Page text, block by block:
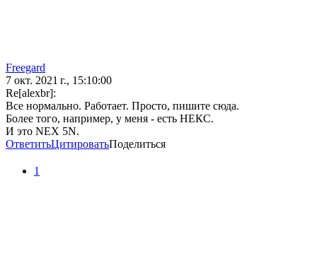
Freegard
7 окт. 2021 г., 15:10:00
Re[alexbr]:
Все нормально. Работает. Просто, пишите сюда.
Более того, например, у меня - есть НЕКС.
И это NEX 5N.
ОтветитьЦитироватьПоделиться
1